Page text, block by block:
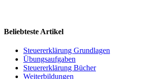
Beliebteste Artikel
Steuererklärung Grundlagen
Übungsaufgaben
Steuererklärung Bücher
Weiterbildungen